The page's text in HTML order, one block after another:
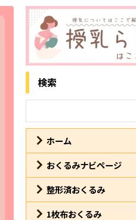
検索
ホーム
おくるみナビページ
整形済おくるみ
1枚布おくるみ